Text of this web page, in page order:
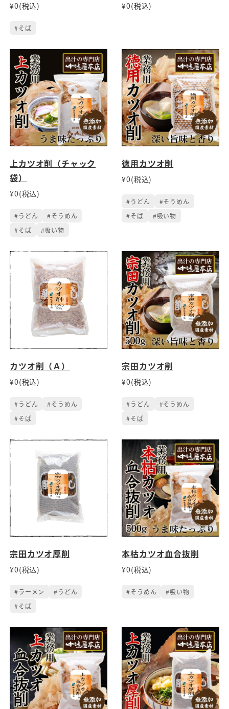
¥0(税込)
#そば
¥0(税込)
上カツオ削（チャック
袋）
¥0(税込)
#うどん
#そうめん
#そば
#吸い物
徳用カツオ削
¥0(税込)
#うどん
#そうめん
#そば
#吸い物
カツオ削（Ａ）
¥0(税込)
#うどん
#そうめん
#そば
宗田カツオ削
¥0(税込)
#うどん
#そうめん
#そば
宗田カツオ厚削
¥0(税込)
#ラーメン
#うどん
#そば
本枯カツオ血合抜削
¥0(税込)
#そうめん #吸い物